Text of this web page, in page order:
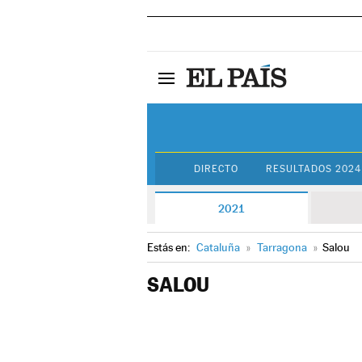
DIRECTO RESULTADOS 2024
2021
Estás en: Cataluña » Tarragona » Salou
SALOU